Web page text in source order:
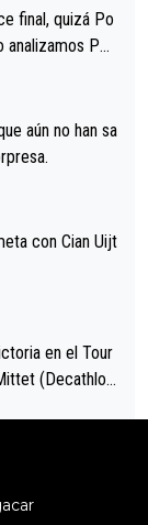
final, quizá Po
analizamos Poj
dándose la
los típicos toqu
hubo una in
en posi
tour.
aún no han sa
sorpresa.
Cian Uijt
en el Tour
(Decathlon,
10. Vacek (Li